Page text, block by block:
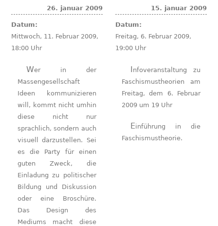
26. januar 2009
Datum:
Mittwoch, 11. Februar 2009,
18:00 Uhr
Wer in der
Massengesellschaft
Ideen kommunizieren
will, kommt nicht umhin
diese nicht nur
sprachlich, sondern auch
visuell darzustellen. Sei
es die Party für einen
guten Zweck, die
Einladung zu politischer
Bildung und Diskussion
oder eine Broschüre.
Das Design des
Mediums macht diese
15. januar 2009
Datum:
Freitag, 6. Februar 2009,
19:00 Uhr
Faschismustheorien am
Freitag, dem 6. Februar
2009 um 19 Uhr
Einführung in die
Faschismustheorie.